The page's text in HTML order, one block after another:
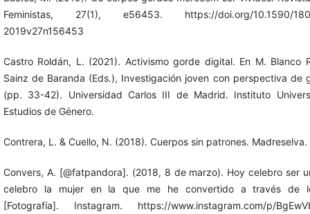
Feministas, 27(1), e56453. https://doi.org/10.1590/
2019v27n156453
Castro Roldán, L. (2021). Activismo gorde digital. En M. Blanco
Sainz de Baranda (Eds.), Investigación joven con perspectiva de
(pp. 33-42). Universidad Carlos III de Madrid. Instituto
Estudios de Género.
Contrera, L. & Cuello, N. (2018). Cuerpos sin patrones. Madreselva.
Convers, A. [@fatpandora]. (2018, 8 de marzo). Hoy celebro ser
celebro la mujer en la que me he convertido a través de
[Fotografía]. Instagram. https://www.instagram.com/p/